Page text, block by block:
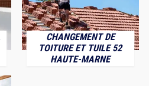
CHANGEMENT DE
TOITURE ET TUILE 52
HAUTE-MARNE